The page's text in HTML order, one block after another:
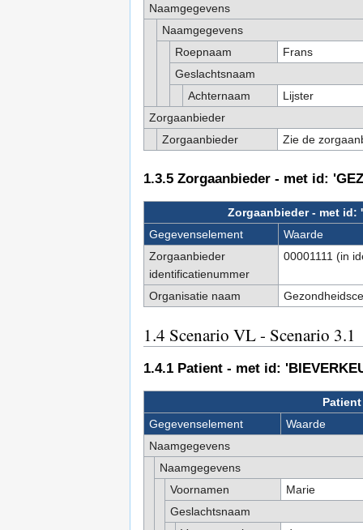
Naamgegevens
Naamgegevens
Roepnaam
Frans
Geslachtsnaam
Achternaam
Lijster
Zorgaanbieder
Zorgaanbieder
Zie de
1.3.5 Zorgaanbieder - met id:
Zorgaanbieder - met id:
Gegevenselement
Waarde
Zorgaanbieder
identificatienummer
00001111 (in
Organisatie naam
1.4 Scenario VL - Scenario 3.1
1.4.1 Patient - met id:
Gegevenselement
Waarde
Naamgegevens
Naamgegevens
Voornamen
Marie
Geslachtsnaam